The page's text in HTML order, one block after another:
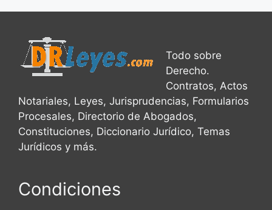
Todo sobre
Derecho.
Contratos, Actos
Notariales, Leyes, Jurisprudencias, Formularios
Procesales, Directorio de Abogados,
Constituciones, Diccionario Jurídico, Temas
Jurídicos y más.
Condiciones